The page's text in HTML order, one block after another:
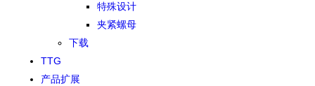
特殊设计
夹紧螺母
下载
TTG
产品扩展